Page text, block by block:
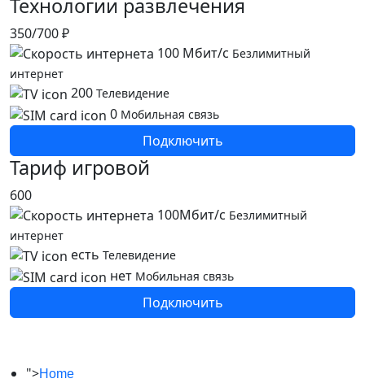
Технологии развлечения
350/700 ₽
100 Мбит/с Безлимитный
интернет
200 Телевидение
0 Мобильная связь
Подключить
Тариф игровой
600
100Мбит/с Безлимитный
интернет
есть Телевидение
нет Мобильная связь
Подключить
">Home